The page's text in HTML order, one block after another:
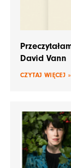
David Vann
CZYTAJ WIĘCEJ »